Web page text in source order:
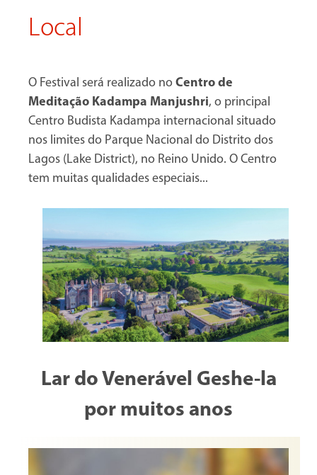
Local
O Festival será realizado no Centro de
Meditação Kadampa Manjushri, o principal
Centro Budista Kadampa internacional situado
nos limites do Parque Nacional do Distrito dos
Lagos (Lake District), no Reino Unido. O Centro
tem muitas qualidades especiais...
Lar do Venerável Geshe-la
por muitos anos